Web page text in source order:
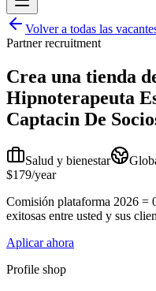
Volver a todas las
Partner recruitment
Crea una tienda
Hipnoterapeuta
Captacin De
Salud y bienestar
$179/year
Comisión plataforma 2026 =
exitosas entre usted y sus
Aplicar ahora
Profile shop